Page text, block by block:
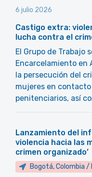
6 julio 2026
Castigo extra:
lucha contra el
El Grupo de Trabajo
Encarcelamiento en
la persecución del
mujeres en
penitenciarios, así
Lanzamiento del
violencia hacia las
crimen organizado’
Bogotá, Colombia /